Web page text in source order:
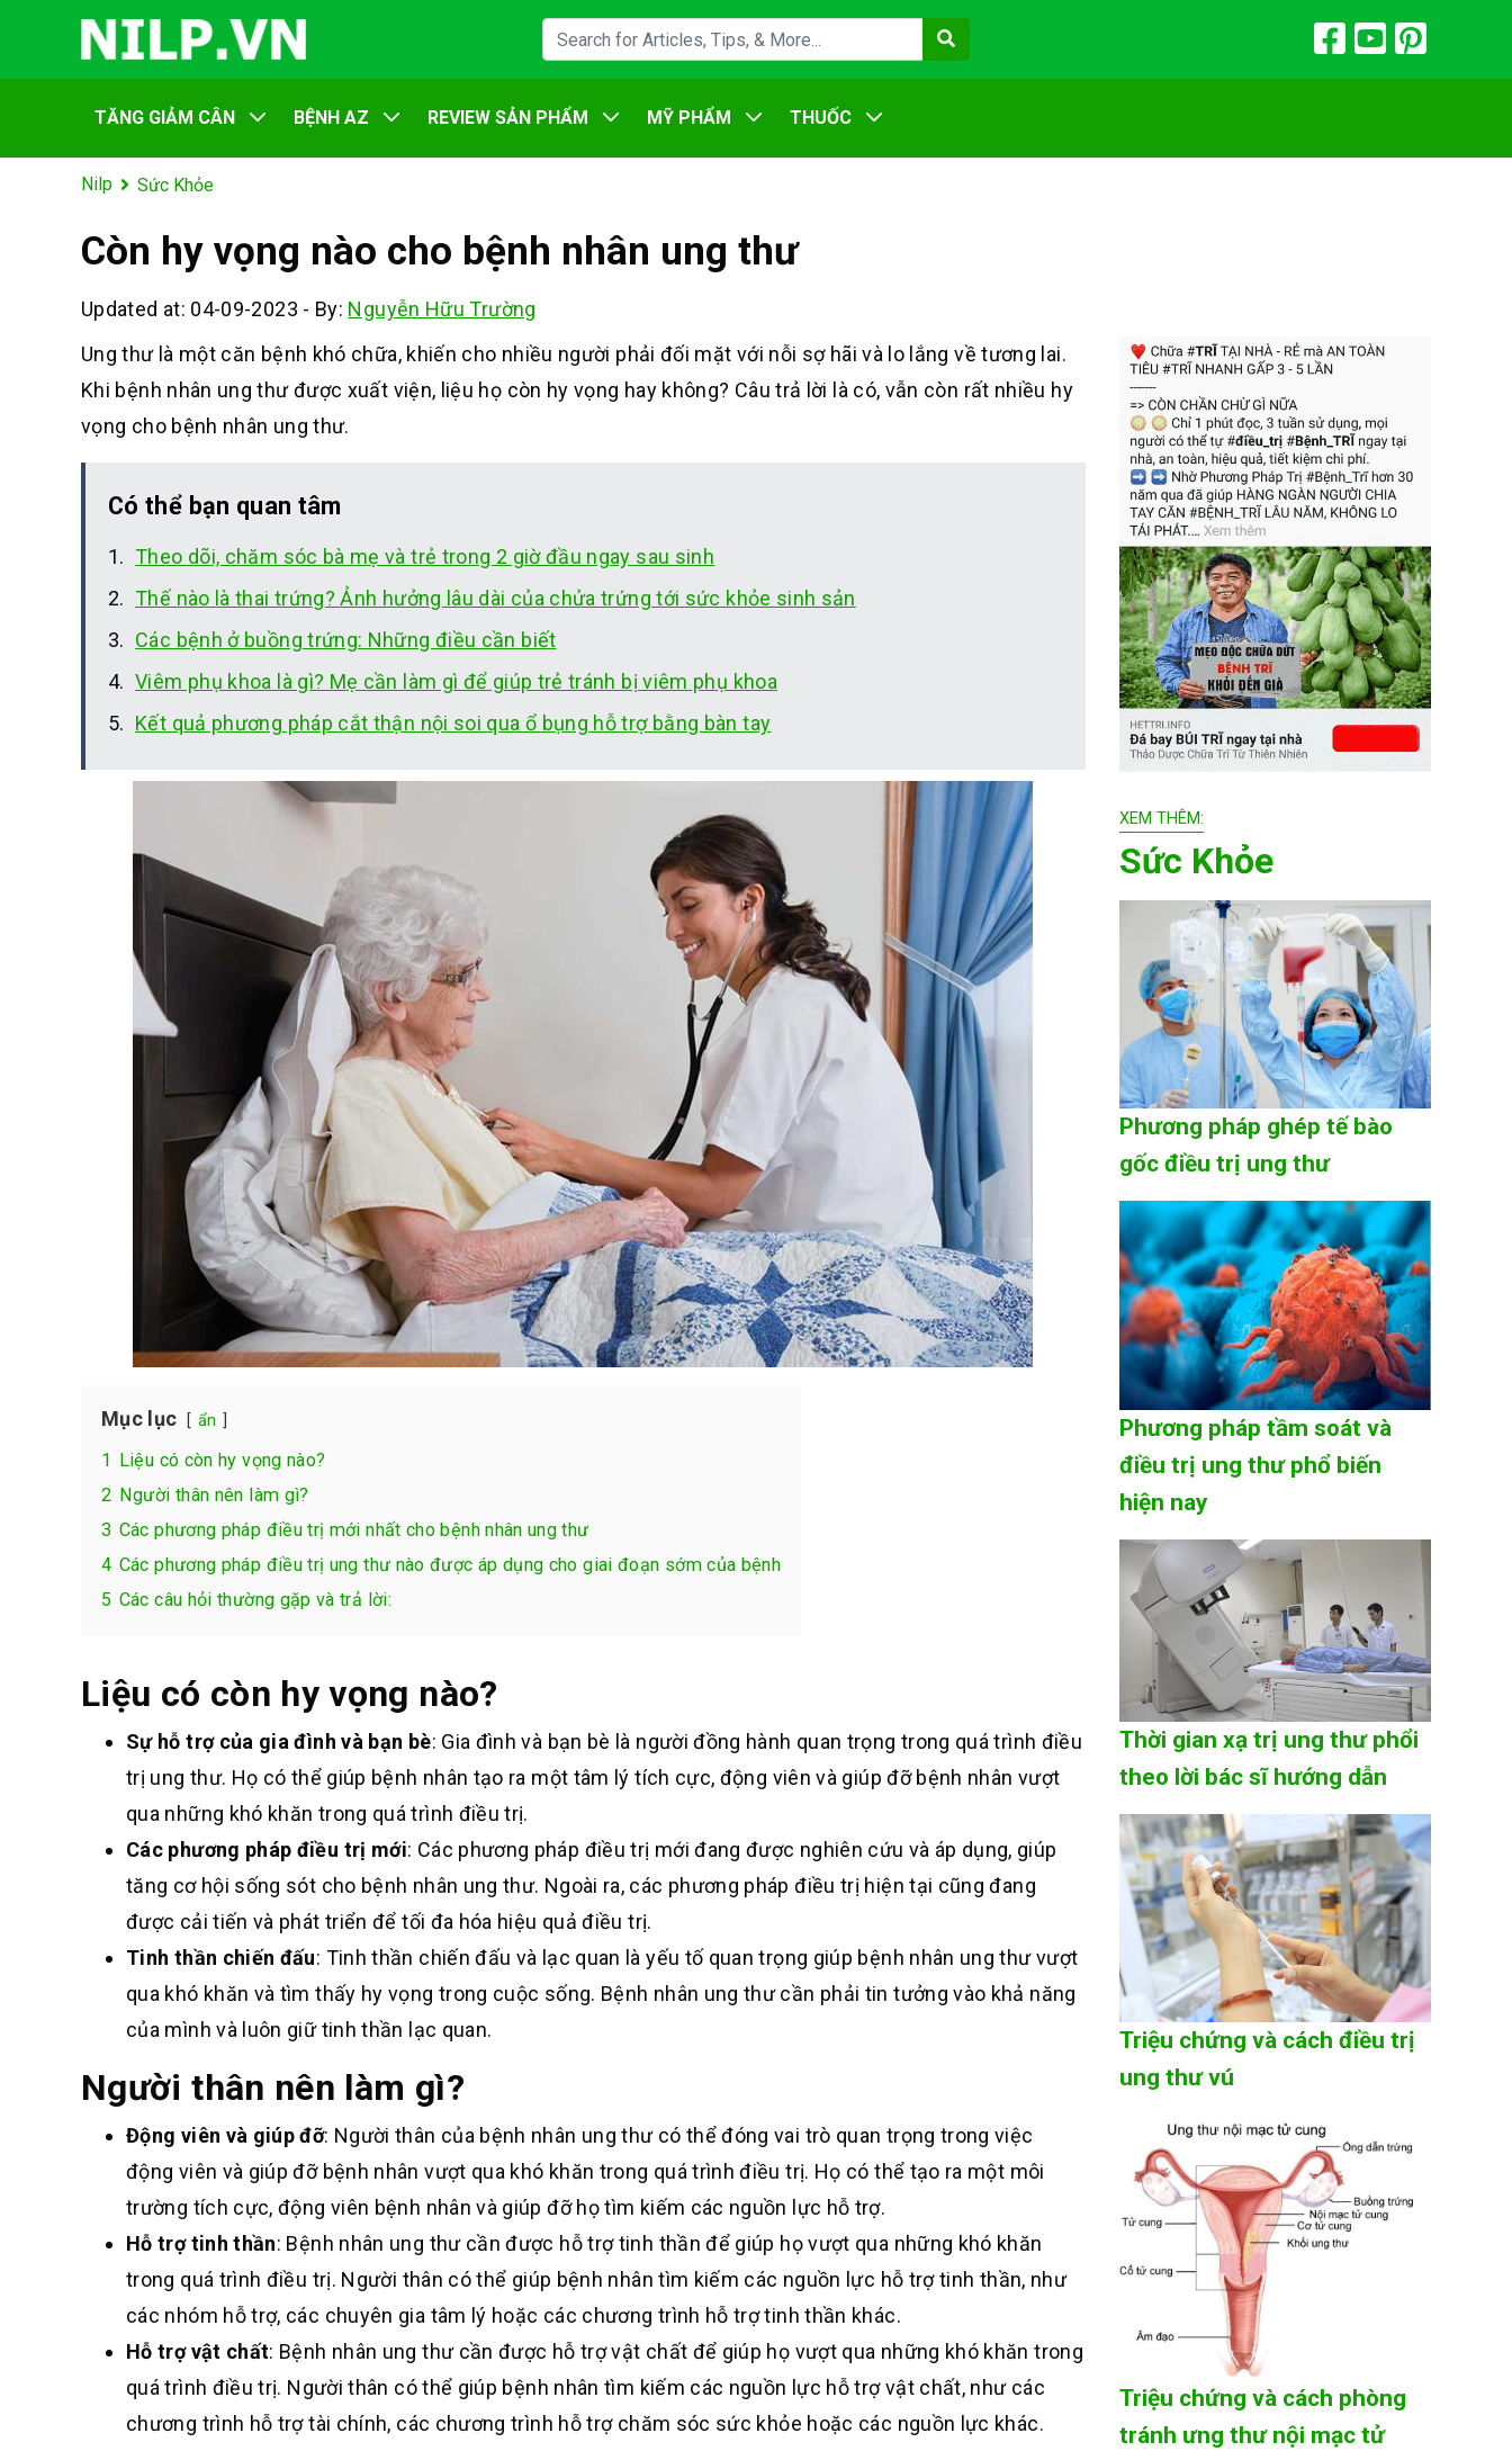
TĂNG GIẢM CÂN BỆNH AZ REVIEW SẢN PHẨM MỸ PHẨM THUỐC
Nilp Sức Khỏe
Còn hy vọng nào cho bệnh nhân ung thư
Updated at: 04-09-2023 - By: Nguyễn Hữu Trường
Ung thư là một căn bệnh khó chữa, khiến cho nhiều người phải đối mặt với nỗi sợ hãi và lo lắng về tương lai.
Khi bệnh nhân ung thư được xuất viện, liệu họ còn hy vọng hay không? Câu trả lời là có, vẫn còn rất nhiều hy
vọng cho bệnh nhân ung thư.
Có thể bạn quan tâm
Theo dõi, chăm sóc bà mẹ và trẻ trong 2 giờ đầu ngay sau sinh
Thế nào là thai trứng? Ảnh hưởng lâu dài của chửa trứng tới sức khỏe sinh sản
Các bệnh ở buồng trứng: Những điều cần biết
Viêm phụ khoa là gì? Mẹ cần làm gì để giúp trẻ tránh bị viêm phụ khoa
Kết quả phương pháp cắt thận nội soi qua ổ bụng hỗ trợ bằng bàn tay
Mục lục ẩn
1 Liệu có còn hy vọng nào?
2 Người thân nên làm gì?
3 Các phương pháp điều trị mới nhất cho bệnh nhân ung thư
4 Các phương pháp điều trị ung thư nào được áp dụng cho giai đoạn sớm của bệnh
5 Các câu hỏi thường gặp và trả lời:
Liệu có còn hy vọng nào?
Sự hỗ trợ của gia đình và bạn bè: Gia đình và bạn bè là người đồng hành quan trọng trong quá trình điều
trị ung thư. Họ có thể giúp bệnh nhân tạo ra một tâm lý tích cực, động viên và giúp đỡ bệnh nhân vượt
qua những khó khăn trong quá trình điều trị.
Các phương pháp điều trị mới: Các phương pháp điều trị mới đang được nghiên cứu và áp dụng, giúp
tăng cơ hội sống sót cho bệnh nhân ung thư. Ngoài ra, các phương pháp điều trị hiện tại cũng đang
được cải tiến và phát triển để tối đa hóa hiệu quả điều trị.
Tinh thần chiến đấu: Tinh thần chiến đấu và lạc quan là yếu tố quan trọng giúp bệnh nhân ung thư vượt
qua khó khăn và tìm thấy hy vọng trong cuộc sống. Bệnh nhân ung thư cần phải tin tưởng vào khả năng
của mình và luôn giữ tinh thần lạc quan.
Người thân nên làm gì?
Động viên và giúp đỡ: Người thân của bệnh nhân ung thư có thể đóng vai trò quan trọng trong việc
động viên và giúp đỡ bệnh nhân vượt qua khó khăn trong quá trình điều trị. Họ có thể tạo ra một môi
trường tích cực, động viên bệnh nhân và giúp đỡ họ tìm kiếm các nguồn lực hỗ trợ.
Hỗ trợ tinh thần: Bệnh nhân ung thư cần được hỗ trợ tinh thần để giúp họ vượt qua những khó khăn
trong quá trình điều trị. Người thân có thể giúp bệnh nhân tìm kiếm các nguồn lực hỗ trợ tinh thần, như
các nhóm hỗ trợ, các chuyên gia tâm lý hoặc các chương trình hỗ trợ tinh thần khác.
Hỗ trợ vật chất: Bệnh nhân ung thư cần được hỗ trợ vật chất để giúp họ vượt qua những khó khăn trong
quá trình điều trị. Người thân có thể giúp bệnh nhân tìm kiếm các nguồn lực hỗ trợ vật chất, như các
chương trình hỗ trợ tài chính, các chương trình hỗ trợ chăm sóc sức khỏe hoặc các nguồn lực khác.
XEM THÊM:
Sức Khỏe
Phương pháp ghép tế bào
gốc điều trị ung thư
Phương pháp tầm soát và
điều trị ung thư phổ biến
hiện nay
Thời gian xạ trị ung thư phổi
theo lời bác sĩ hướng dẫn
Triệu chứng và cách điều trị
ung thư vú
Triệu chứng và cách phòng
tránh ưng thư nội mạc tử